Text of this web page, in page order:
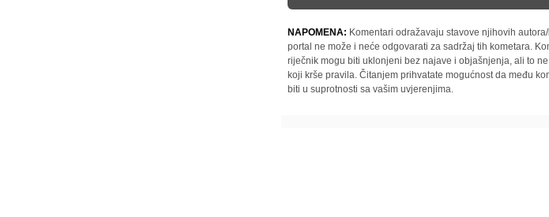
NAPOMENA: Komentari odražavaju stavove njihovih
portal ne može i neće odgovarati za sadržaj tih kometara.
riječnik mogu biti uklonjeni bez najave i objašnjenja, ali to
koji krše pravila. Čitanjem prihvatate mogućnost da među
biti u suprotnosti sa vašim uvjerenjima.